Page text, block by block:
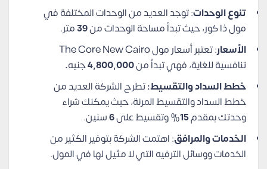
تنوع الوحدات: توجد العديد من الوحدات المختلفة في
مول ذا كور، حيث تبدأ مساحة الوحدات من39متر.
الأسعار
: تعتبر أسعار مول The Core New Cairo
تنافسية للغاية، فهي تبدأ من4,800,000جنيه.
خطط السداد والتقسيط:تطرح الشركة العديد من
خطط السداد والتقسيط المرنة، حيث يمكنك شراء
وحدتك بمقدم15% وتقسيط على6سنين.
الخدمات والمرافق: اهتمت الشركة بتوفير الكثير من
الخدمات ووسائل الترفيه التي لا مثيل لها في المول.